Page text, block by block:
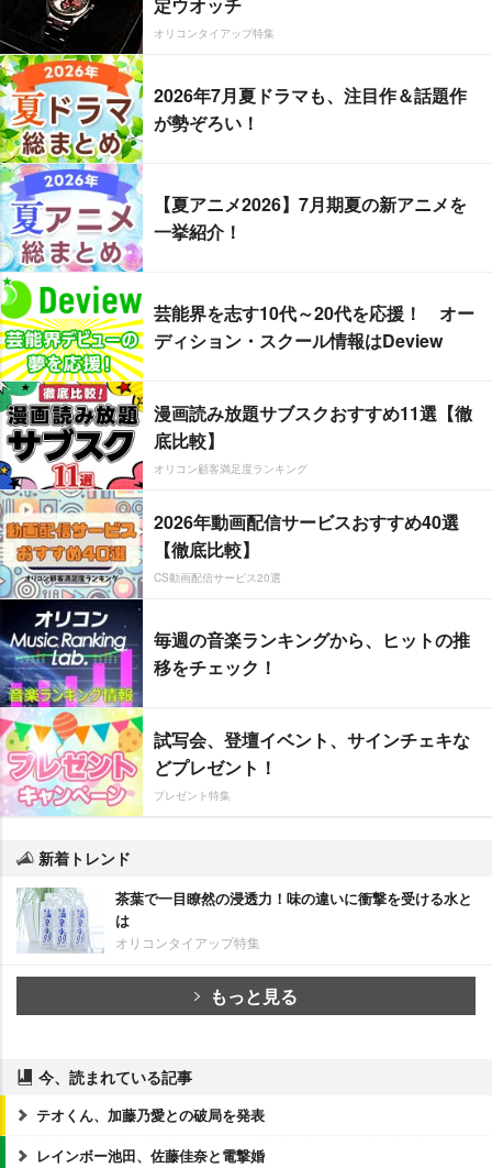
定ウオッチ
オリコンタイアップ特集
2026年7月夏ドラマも、注目作＆話題作
が勢ぞろい！
【夏アニメ2026】7月期夏の新アニメを
一挙紹介！
芸能界を志す10代～20代を応援！ オー
ディション・スクール情報はDeview
漫画読み放題サブスクおすすめ11選【徹
底比較】
オリコン顧客満足度ランキング
2026年動画配信サービスおすすめ40選
【徹底比較】
CS動画配信サービス20選
毎週の音楽ランキングから、ヒットの推
移をチェック！
試写会、登壇イベント、サインチェキな
どプレゼント！
プレゼント特集
新着トレンド
茶葉で一目瞭然の浸透力！味の違いに衝撃を受ける水と
は
オリコンタイアップ特集
もっと見る
今、読まれている記事
テオくん、加藤乃愛との破局を発表
レインボー池田、佐藤佳奈と電撃婚